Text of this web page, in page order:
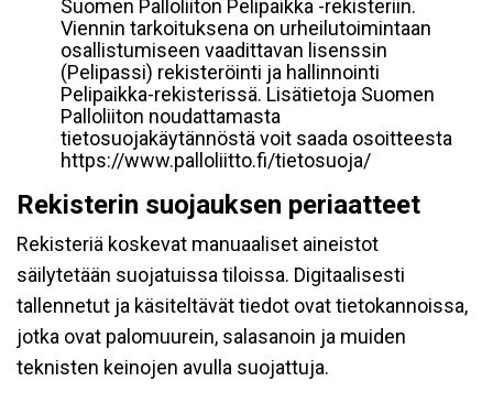
Suomen Palloliiton Pelipaikka -rekisteriin.
Viennin tarkoituksena on urheilutoimintaan
osallistumiseen vaadittavan lisenssin
(Pelipassi) rekisteröinti ja hallinnointi
Pelipaikka-rekisterissä. Lisätietoja Suomen
Palloliiton noudattamasta
tietosuojakäytännöstä voit saada osoitteesta
https://www.palloliitto.fi/tietosuoja/
Rekisterin suojauksen periaatteet
Rekisteriä koskevat manuaaliset aineistot
säilytetään suojatuissa tiloissa. Digitaalisesti
tallennetut ja käsiteltävät tiedot ovat tietokannoissa,
jotka ovat palomuurein, salasanoin ja muiden
teknisten keinojen avulla suojattuja.